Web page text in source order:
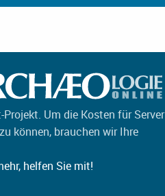
Um die Kosten für Server
können, brauchen wir Ihre
helfen Sie mit!